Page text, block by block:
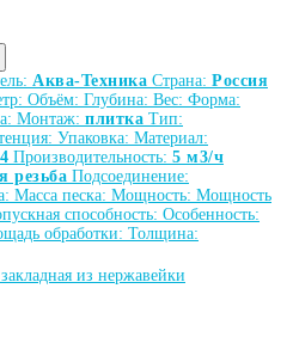
Аква-Техника Страна: Россия
Объём: Глубина: Вес: Форма:
Монтаж: плитка Тип:
Упаковка: Материал:
Производительность: 5 м3/ч
резьба Подсоединение:
Масса песка: Мощность: Мощность
способность: Особенность:
обработки: Толщина:
закладная из нержавейки